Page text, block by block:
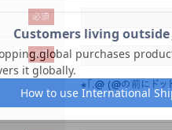
必須
必須
※「.@ (@の前にドッ